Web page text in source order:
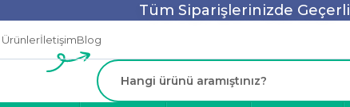
Tüm Siparişlerinizde Geçerli
ÜrünlerİletişimBlog